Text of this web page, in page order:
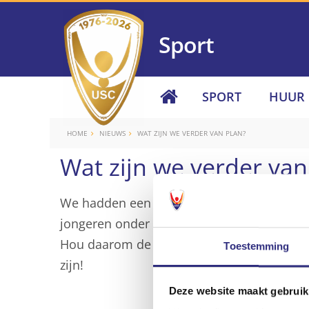
Toestemming
Deze website maakt
Sport
SPORT HUUR
HOME NIEUWS WAT ZIJN WE VERDER VAN PLAN?
Wat zijn we verder
We hadden een plan. Alles was in kannen
jongeren onder 27? We zijn nog aan het
Hou daarom de nieuwsbrief van morgen
zijn!